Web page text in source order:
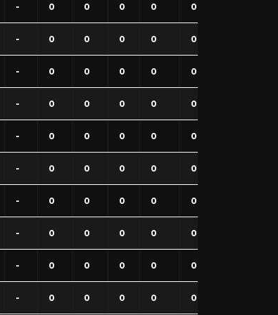
- 0 0 0 0 0
- 0 0 0 0 0
- 0 0 0 0 0
- 0 0 0 0 0
- 0 0 0 0 0
- 0 0 0 0 0
- 0 0 0 0 0
- 0 0 0 0 0
- 0 0 0 0 0
- 0 0 0 0 0